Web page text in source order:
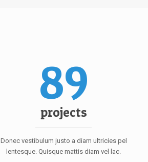
89
projects
Donec vestibulum justo a diam ultricies pel
lentesque. Quisque mattis diam vel lac.